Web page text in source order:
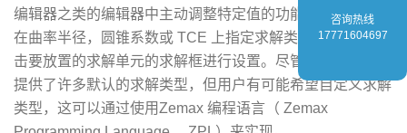
编辑器之类的编辑器中主动调整特定值的功能。例如，可以
在曲率半径，圆锥系数或 TCE 上指定求解类型，并通过单
击要放置的求解单元的求解框进行设置。尽管 OpticStudio
提供了许多默认的求解类型，但用户有可能希望自定义求解
类型，这可以通过使用Zemax 编程语言（ Zemax
咨询热线
17771604697